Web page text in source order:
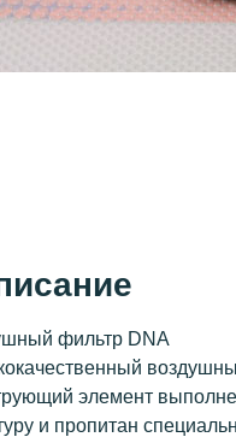
фильтр DNA
элемент
и пропитан